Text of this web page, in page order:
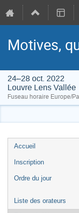
Motives,
24–28 oct. 2022
Louvre Lens Vallée
Fuseau horaire Europe/
Menu
de
Accueil
Inscription
Ordre du jour
Liste des orateurs